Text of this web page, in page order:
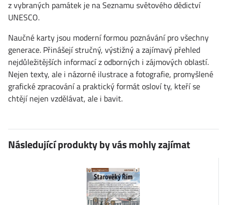
z vybraných památek je na Seznamu světového dědictví
UNESCO.
Naučné karty jsou moderní formou poznávání pro všechny
generace. Přinášejí stručný, výstižný a zajímavý přehled
nejdůležitějších informací z odborných i zájmových oblastí.
Nejen texty, ale i názorné ilustrace a fotografie, promyšlené
grafické zpracování a praktický formát osloví ty, kteří se
chtějí nejen vzdělávat, ale i bavit.
Následující produkty by vás mohly zajímat